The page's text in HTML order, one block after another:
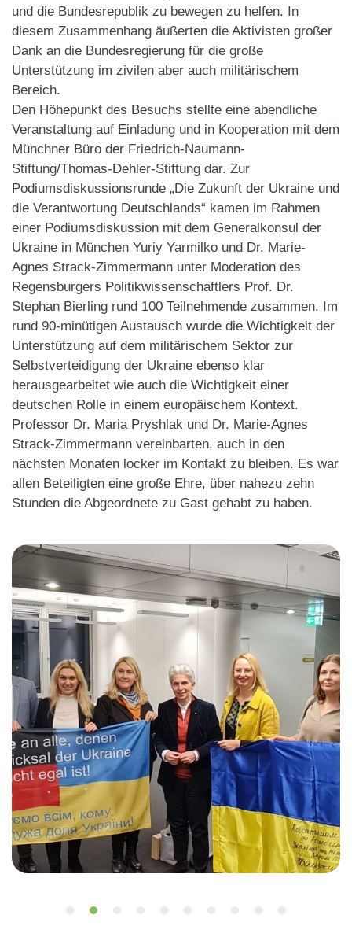
und die Bundesrepublik zu bewegen zu helfen. In
diesem Zusammenhang äußerten die Aktivisten großer
Dank an die Bundesregierung für die große
Unterstützung im zivilen aber auch militärischem
Bereich.
Den Höhepunkt des Besuchs stellte eine abendliche
Veranstaltung auf Einladung und in Kooperation mit dem
Münchner Büro der Friedrich-Naumann-
Stiftung/Thomas-Dehler-Stiftung dar. Zur
Podiumsdiskussionsrunde „Die Zukunft der Ukraine und
die Verantwortung Deutschlands“ kamen im Rahmen
einer Podiumsdiskussion mit dem Generalkonsul der
Ukraine in München Yuriy Yarmilko und Dr. Marie-
Agnes Strack-Zimmermann unter Moderation des
Regensburgers Politikwissenschaftlers Prof. Dr.
Stephan Bierling rund 100 Teilnehmende zusammen. Im
rund 90-minütigen Austausch wurde die Wichtigkeit der
Unterstützung auf dem militärischem Sektor zur
Selbstverteidigung der Ukraine ebenso klar
herausgearbeitet wie auch die Wichtigkeit einer
deutschen Rolle in einem europäischem Kontext.
Professor Dr. Maria Pryshlak und Dr. Marie-Agnes
Strack-Zimmermann vereinbarten, auch in den
nächsten Monaten locker im Kontakt zu bleiben. Es war
allen Beteiligten eine große Ehre, über nahezu zehn
Stunden die Abgeordnete zu Gast gehabt zu haben.